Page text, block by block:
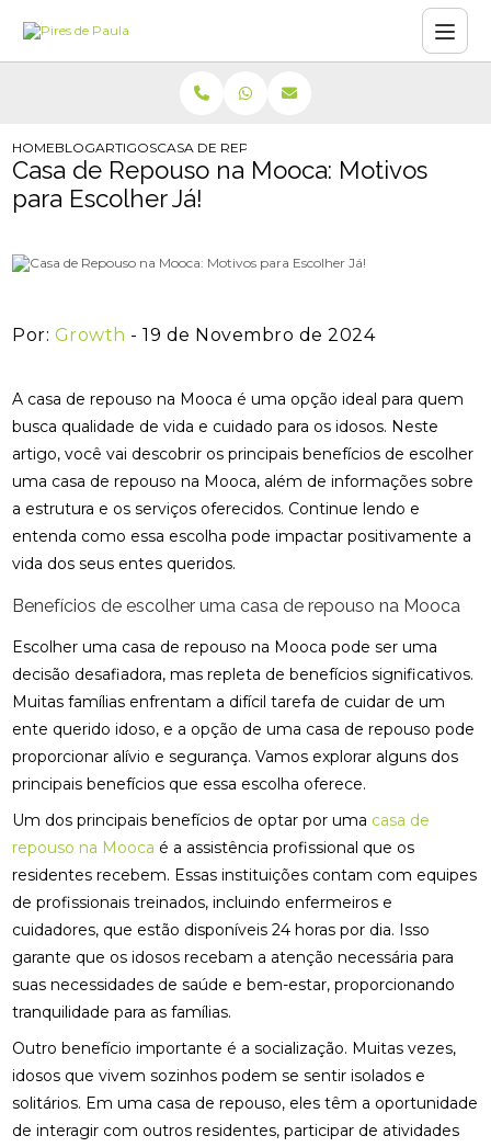
HOMEBLOGARTIGOSCASA DE REPOUSO NA MOOCA: MOTIVOS PARA
Casa de Repouso na Mooca: Motivos
para Escolher Já!
Por: Growth - 19 de Novembro de 2024
A casa de repouso na Mooca é uma opção ideal para quem
busca qualidade de vida e cuidado para os idosos. Neste
artigo, você vai descobrir os principais benefícios de escolher
uma casa de repouso na Mooca, além de informações sobre
a estrutura e os serviços oferecidos. Continue lendo e
entenda como essa escolha pode impactar positivamente a
vida dos seus entes queridos.
Benefícios de escolher uma casa de repouso na Mooca
Escolher uma casa de repouso na Mooca pode ser uma
decisão desafiadora, mas repleta de benefícios significativos.
Muitas famílias enfrentam a difícil tarefa de cuidar de um
ente querido idoso, e a opção de uma casa de repouso pode
proporcionar alívio e segurança. Vamos explorar alguns dos
principais benefícios que essa escolha oferece.
Um dos principais benefícios de optar por uma casa de
repouso na Mooca é a assistência profissional que os
residentes recebem. Essas instituições contam com equipes
de profissionais treinados, incluindo enfermeiros e
cuidadores, que estão disponíveis 24 horas por dia. Isso
garante que os idosos recebam a atenção necessária para
suas necessidades de saúde e bem-estar, proporcionando
tranquilidade para as famílias.
Outro benefício importante é a socialização. Muitas vezes,
idosos que vivem sozinhos podem se sentir isolados e
solitários. Em uma casa de repouso, eles têm a oportunidade
de interagir com outros residentes, participar de atividades